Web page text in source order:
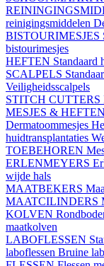
reinigingsmiddelen
BISTOURIMESJES
bistourimesjes
HEFTEN Standaard
SCALPELS
Veiligheidsscalpels
STITCH CUTTERS
MESJES &
Dermatoommesjes
huidtransplantaties
TOEBEHOREN
ERLENMEYERS
wijde hals
MAATBEKERS
MAATCILINDERS
KOLVEN
maatkolven
LABOFLESSEN
laboflessen Bruine